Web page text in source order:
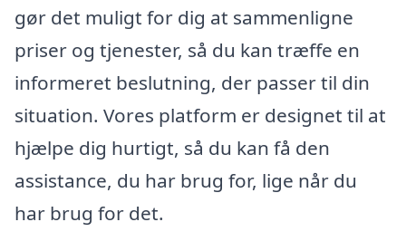
gør det muligt for dig at sammenligne
priser og tjenester, så du kan træffe en
informeret beslutning, der passer til din
situation. Vores platform er designet til at
hjælpe dig hurtigt, så du kan få den
assistance, du har brug for, lige når du
har brug for det.